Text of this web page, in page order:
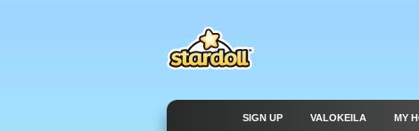
SIGN UP VALOKEILA MY